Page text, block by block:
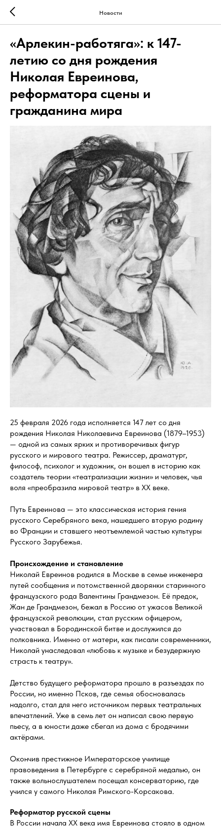
Новости
«Арлекин-работяга»: к 147-
летию со дня рождения
Николая Евреинова,
реформатора сцены и
гражданина мира
25 февраля 2026 года исполняется 147 лет со дня
рождения Николая Николаевича Евреинова (1879–1953)
— одной из самых ярких и противоречивых фигур
русского и мирового театра. Режиссер, драматург,
философ, психолог и художник, он вошел в историю как
создатель теории «театрализации жизни» и человек, чья
воля «преобразила мировой театр» в XX веке.
Путь Евреинова — это классическая история гения
русского Серебряного века, нашедшего вторую родину
во Франции и ставшего неотъемлемой частью культуры
Русского Зарубежья.
Происхождение и становление
Николай Евреинов родился в Москве в семье инженера
путей сообщения и потомственной дворянки старинного
французского рода Валентины Грандмезон. Её предок,
Жан де Грандмезон, бежал в Россию от ужасов Великой
французской революции, стал русским офицером,
участвовал в Бородинской битве и дослужился до
полковника. Именно от матери, как писали современники,
Николай унаследовал «любовь к музыке и безудержную
страсть к театру».
Детство будущего реформатора прошло в разъездах по
России, но именно Псков, где семья обосновалась
надолго, стал для него источником первых театральных
впечатлений. Уже в семь лет он написал свою первую
пьесу, а в юности даже сбегал из дома с бродячими
актёрами.
Окончив престижное Императорское училище
правоведения в Петербурге с серебряной медалью, он
также вольнослушателем посещал консерваторию, где
учился у самого Николая Римского-Корсакова.
Реформатор русской сцены
В России начала XX века имя Евреинова стояло в одном